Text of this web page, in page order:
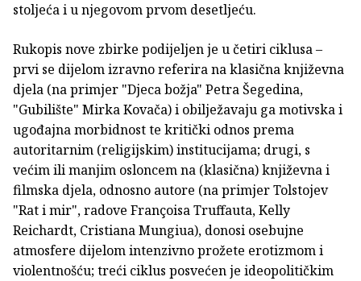
stoljeća i u njegovom prvom desetljeću.
Rukopis nove zbirke podijeljen je u četiri ciklusa –
prvi se dijelom izravno referira na klasična književna
djela (na primjer "Djeca božja" Petra Šegedina,
"Gubilište" Mirka Kovača) i obilježavaju ga motivska i
ugođajna morbidnost te kritički odnos prema
autoritarnim (religijskim) institucijama; drugi, s
većim ili manjim osloncem na (klasična) književna i
filmska djela, odnosno autore (na primjer Tolstojev
"Rat i mir", radove Françoisa Truffauta, Kelly
Reichardt, Cristiana Mungiua), donosi osebujne
atmosfere dijelom intenzivno prožete erotizmom i
violentnošću; treći ciklus posvećen je ideopolitičkim